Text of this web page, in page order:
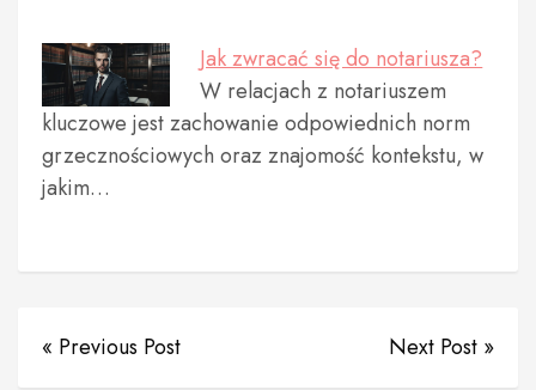
Jak zwracać się do notariusza?
W relacjach z notariuszem
kluczowe jest zachowanie odpowiednich norm
grzecznościowych oraz znajomość kontekstu, w
jakim…
« Previous Post Next Post »